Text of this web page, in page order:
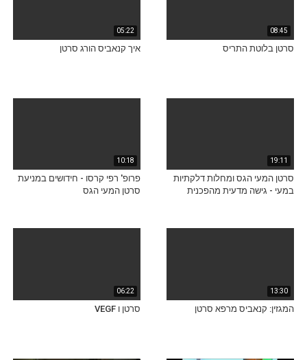
08:45
סרטן בלוטת התריס
05:22
איך קנאביס הורג סרטן
19:11
סרטן המעי הגס ומחלות דלקתיות
במעי - גישה מדעית מהפכנית
10:18
פרופ' רפי קרסו - חידושים במניעת
סרטן המעי הגס
13:30
המגזין: קנאביס מרפא סרטן
06:22
סרטן ו VEGF